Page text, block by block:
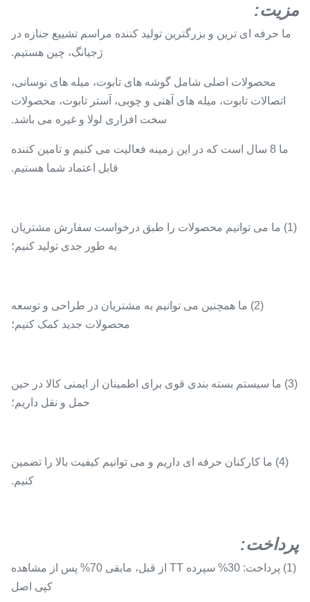
مزیت:
ما حرفه ای ترین و بزرگترین تولید کننده مراسم تشییع جنازه در
ژجیانگ، چین هستیم.
محصولات اصلی شامل گوشه های تابوت، میله های نوسانی،
اتصالات تابوت، میله های آهنی و چوبی، آستر تابوت، محصولات
سخت افزاری لولا و غیره می باشد.
ما 8 سال است که در این زمینه فعالیت می کنیم و تامین کننده
قابل اعتماد شما هستیم.
(1) ما می توانیم محصولات را طبق درخواست سفارش مشتریان
به طور جدی تولید کنیم؛
(2) ما همچنین می توانیم به مشتریان در طراحی و توسعه
محصولات جدید کمک کنیم؛
(3) ما سیستم بسته بندی قوی برای اطمینان از ایمنی کالا در حین
حمل و نقل داریم؛
(4) ما کارکنان حرفه ای داریم و می توانیم کیفیت بالا را تضمین
کنیم.
پرداخت:
(1) پرداخت: 30% سپرده TT از قبل، مابقی 70% پس از مشاهده
کپی اصل